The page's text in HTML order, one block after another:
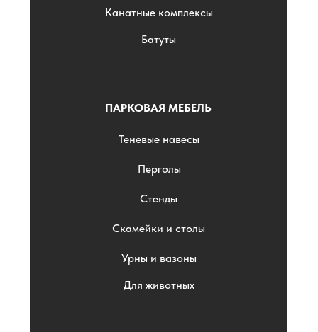
Канатные комплексы
Батуты
ПАРКОВАЯ МЕБЕЛЬ
Теневые навесы
Перголы
Стенды
Скамейки и столы
Урны и вазоны
Для животных